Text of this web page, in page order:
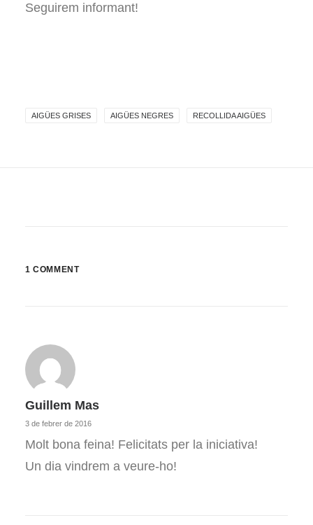
Seguirem informant!
AIGÜES GRISES AIGÜES NEGRES RECOLLIDA AIGÜES
1 COMMENT
Guillem Mas
3 de febrer de 2016
Molt bona feina! Felicitats per la iniciativa!
Un dia vindrem a veure-ho!